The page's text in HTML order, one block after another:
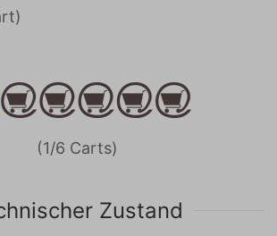
(1/6 Carts)
Zustand